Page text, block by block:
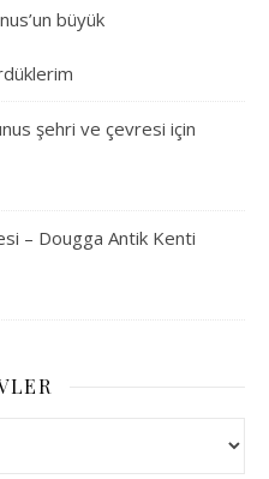
büyük
şehri ve çevresi için
– Dougga Antik Kenti